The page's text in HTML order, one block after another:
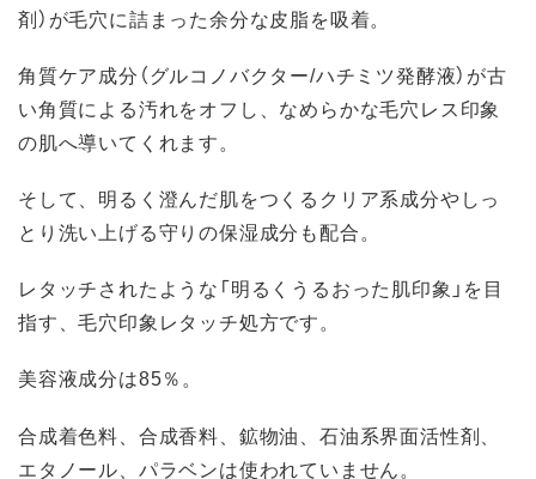
剤）が毛穴に詰まった余分な皮脂を吸着。
角質ケア成分（グルコノバクター/ハチミツ発酵液）が古
い角質による汚れをオフし、なめらかな毛穴レス印象
の肌へ導いてくれます。
そして、明るく澄んだ肌をつくるクリア系成分やしっ
とり洗い上げる守りの保湿成分も配合。
レタッチされたような「明るくうるおった肌印象」を目
指す、毛穴印象レタッチ処方です。
美容液成分は85％。
合成着色料、合成香料、鉱物油、石油系界面活性剤、
エタノール、パラベンは使われていません。